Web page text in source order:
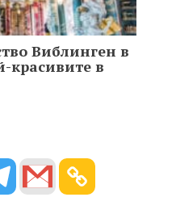
Виблинген в
красивите в